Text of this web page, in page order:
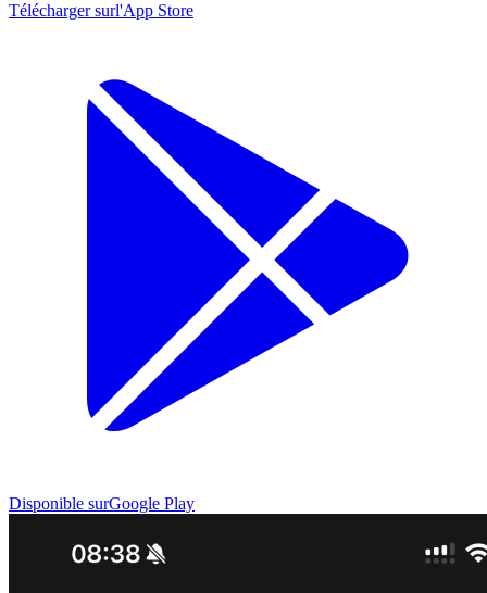
Télécharger surl'App Store
Disponible surGoogle Play